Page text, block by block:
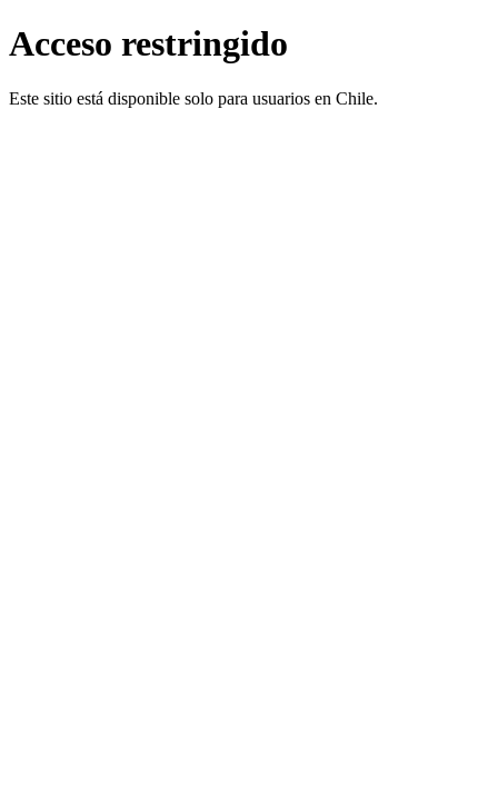
Acceso restringido
Este sitio está disponible solo para usuarios en Chile.